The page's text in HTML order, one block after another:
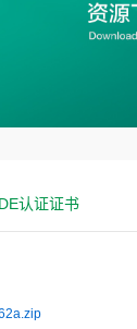
认证证书